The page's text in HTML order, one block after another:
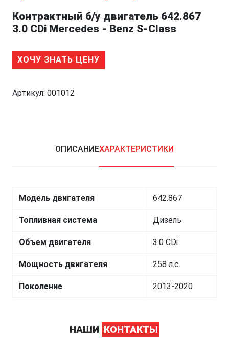
Контрактный б/у двигатель 642.867
3.0 CDi Mercedes - Benz S-Class
ХОЧУ ЗНАТЬ ЦЕНУ
Артикул: 001012
ОПИСАНИЕХАРАКТЕРИСТИКИ
Модель двигателя 642.867
Топливная система Дизель
Объем двигателя 3.0 CDi
Мощность двигателя 258 л.с.
Поколение 2013-2020
НАШИ КОНТАКТЫ